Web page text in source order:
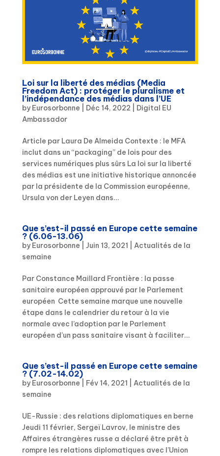
Loi sur la liberté des médias (Media
Freedom Act) : protéger le pluralisme et
l’indépendance des médias dans l’UE
by Eurosorbonne Déc 14, 2022
Digital EU
Ambassador
Article par Laura De Almeida Contexte : le MFA
inclut dans un “packaging” de lois pour des
services numériques plus sûrs La loi sur la liberté
des médias est une initiative historique annoncée
par la présidente de la Commission européenne,
Ursula von der Leyen dans...
Que s’est-il passé en Europe cette semaine
? (6.06-13.06)
by Eurosorbonne Juin 13, 2021
Actualités de la
semaine
Par Constance Maillard Frontière : la passe
sanitaire européen approuvé par le Parlement
européen Cette semaine marque une nouvelle
étape dans le calendrier du retour à la vie
normale avec l’adoption par le Parlement
européen d’un pass sanitaire visant à faciliter...
Que s’est-il passé en Europe cette semaine
? (7.02-14.02)
by Eurosorbonne Fév 14, 2021
Actualités de la
semaine
UE-Russie : des relations diplomatiques en berne
Jeudi 11 février, Sergeï Lavrov, le ministre des
Affaires étrangères russe a déclaré être prêt à
rompre les relations diplomatiques avec l’Union